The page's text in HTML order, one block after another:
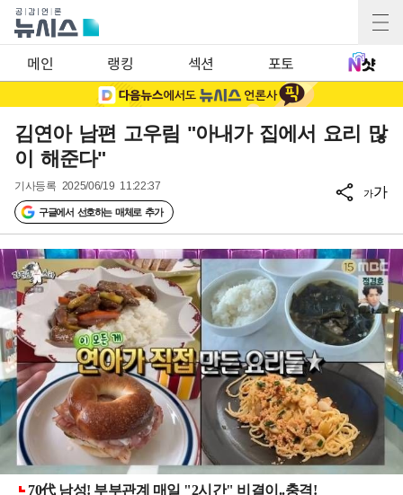
메인 랭킹 섹션 포토
김연아 남편 고우림 "아내가 집에서 요리 많
이 해준다"
기사등록 2025/06/19 11:22:37
구글에서 선호하는 매체로 추가
가가